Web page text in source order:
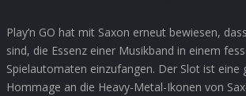
Play’n GO hat mit Saxon erneut bewiesen,
sind, die Essenz einer Musikband in einem
Spielautomaten einzufangen. Der Slot ist eine
Hommage an die Heavy-Metal-Ikonen von